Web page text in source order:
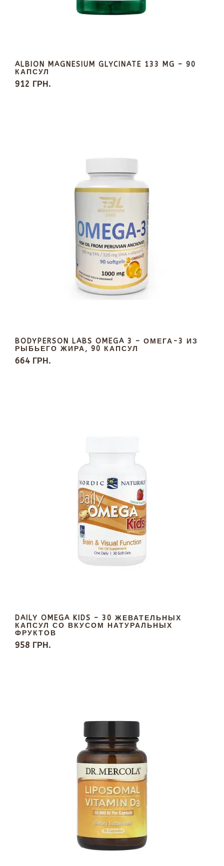
ALBION MAGNESIUM GLYCINATE 133 MG – 90
КАПСУЛ
912 ГРН.
BODYPERSON LABS OMEGA 3 – ОМЕГА-3 ИЗ
РЫБЬЕГО ЖИРА, 90 КАПСУЛ
664 ГРН.
DAILY OMEGA KIDS – 30 ЖЕВАТЕЛЬНЫХ
КАПСУЛ СО ВКУСОМ НАТУРАЛЬНЫХ
ФРУКТОВ
958 ГРН.